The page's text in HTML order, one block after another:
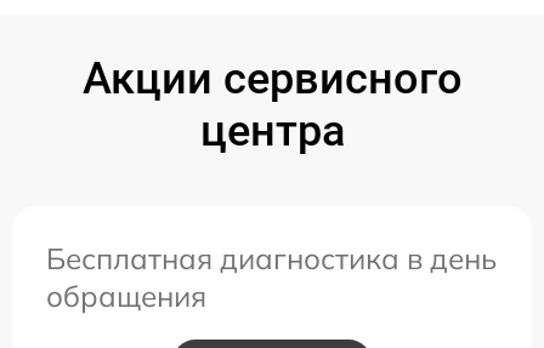
Акции сервисного
центра
Бесплатная диагностика в день
обращения